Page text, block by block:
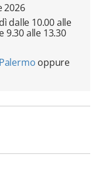
2026
dalle 10.00 alle
9.30 alle 13.30
oppure